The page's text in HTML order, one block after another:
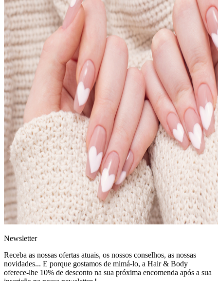
Newsletter
Receba as nossas ofertas atuais, os nossos conselhos, as nossas
novidades... E porque gostamos de mimá-lo, a Hair & Body
oferece-lhe 10% de desconto na sua próxima encomenda após a sua